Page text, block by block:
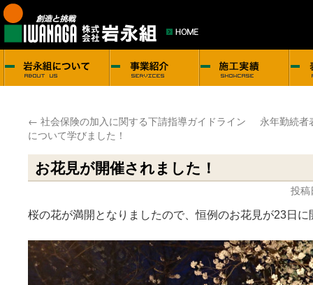
← 社会保険の加入に関する下請指導ガイドライン
について学びました！
永年勤続者
お花見が開催されました！
投稿
桜の花が満開となりましたので、恒例のお花見が23日に